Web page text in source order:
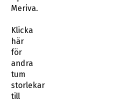
Klicka
för
andra
tum
storlekar
till
din
Opel